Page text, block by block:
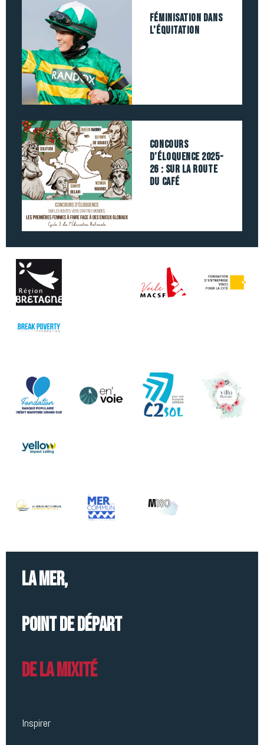
féminisation dans
l’équitation
Concours
d’éloquence 2025-
26 : sur la route
du café
La mer,
point de départ
de la mixité
Inspirer